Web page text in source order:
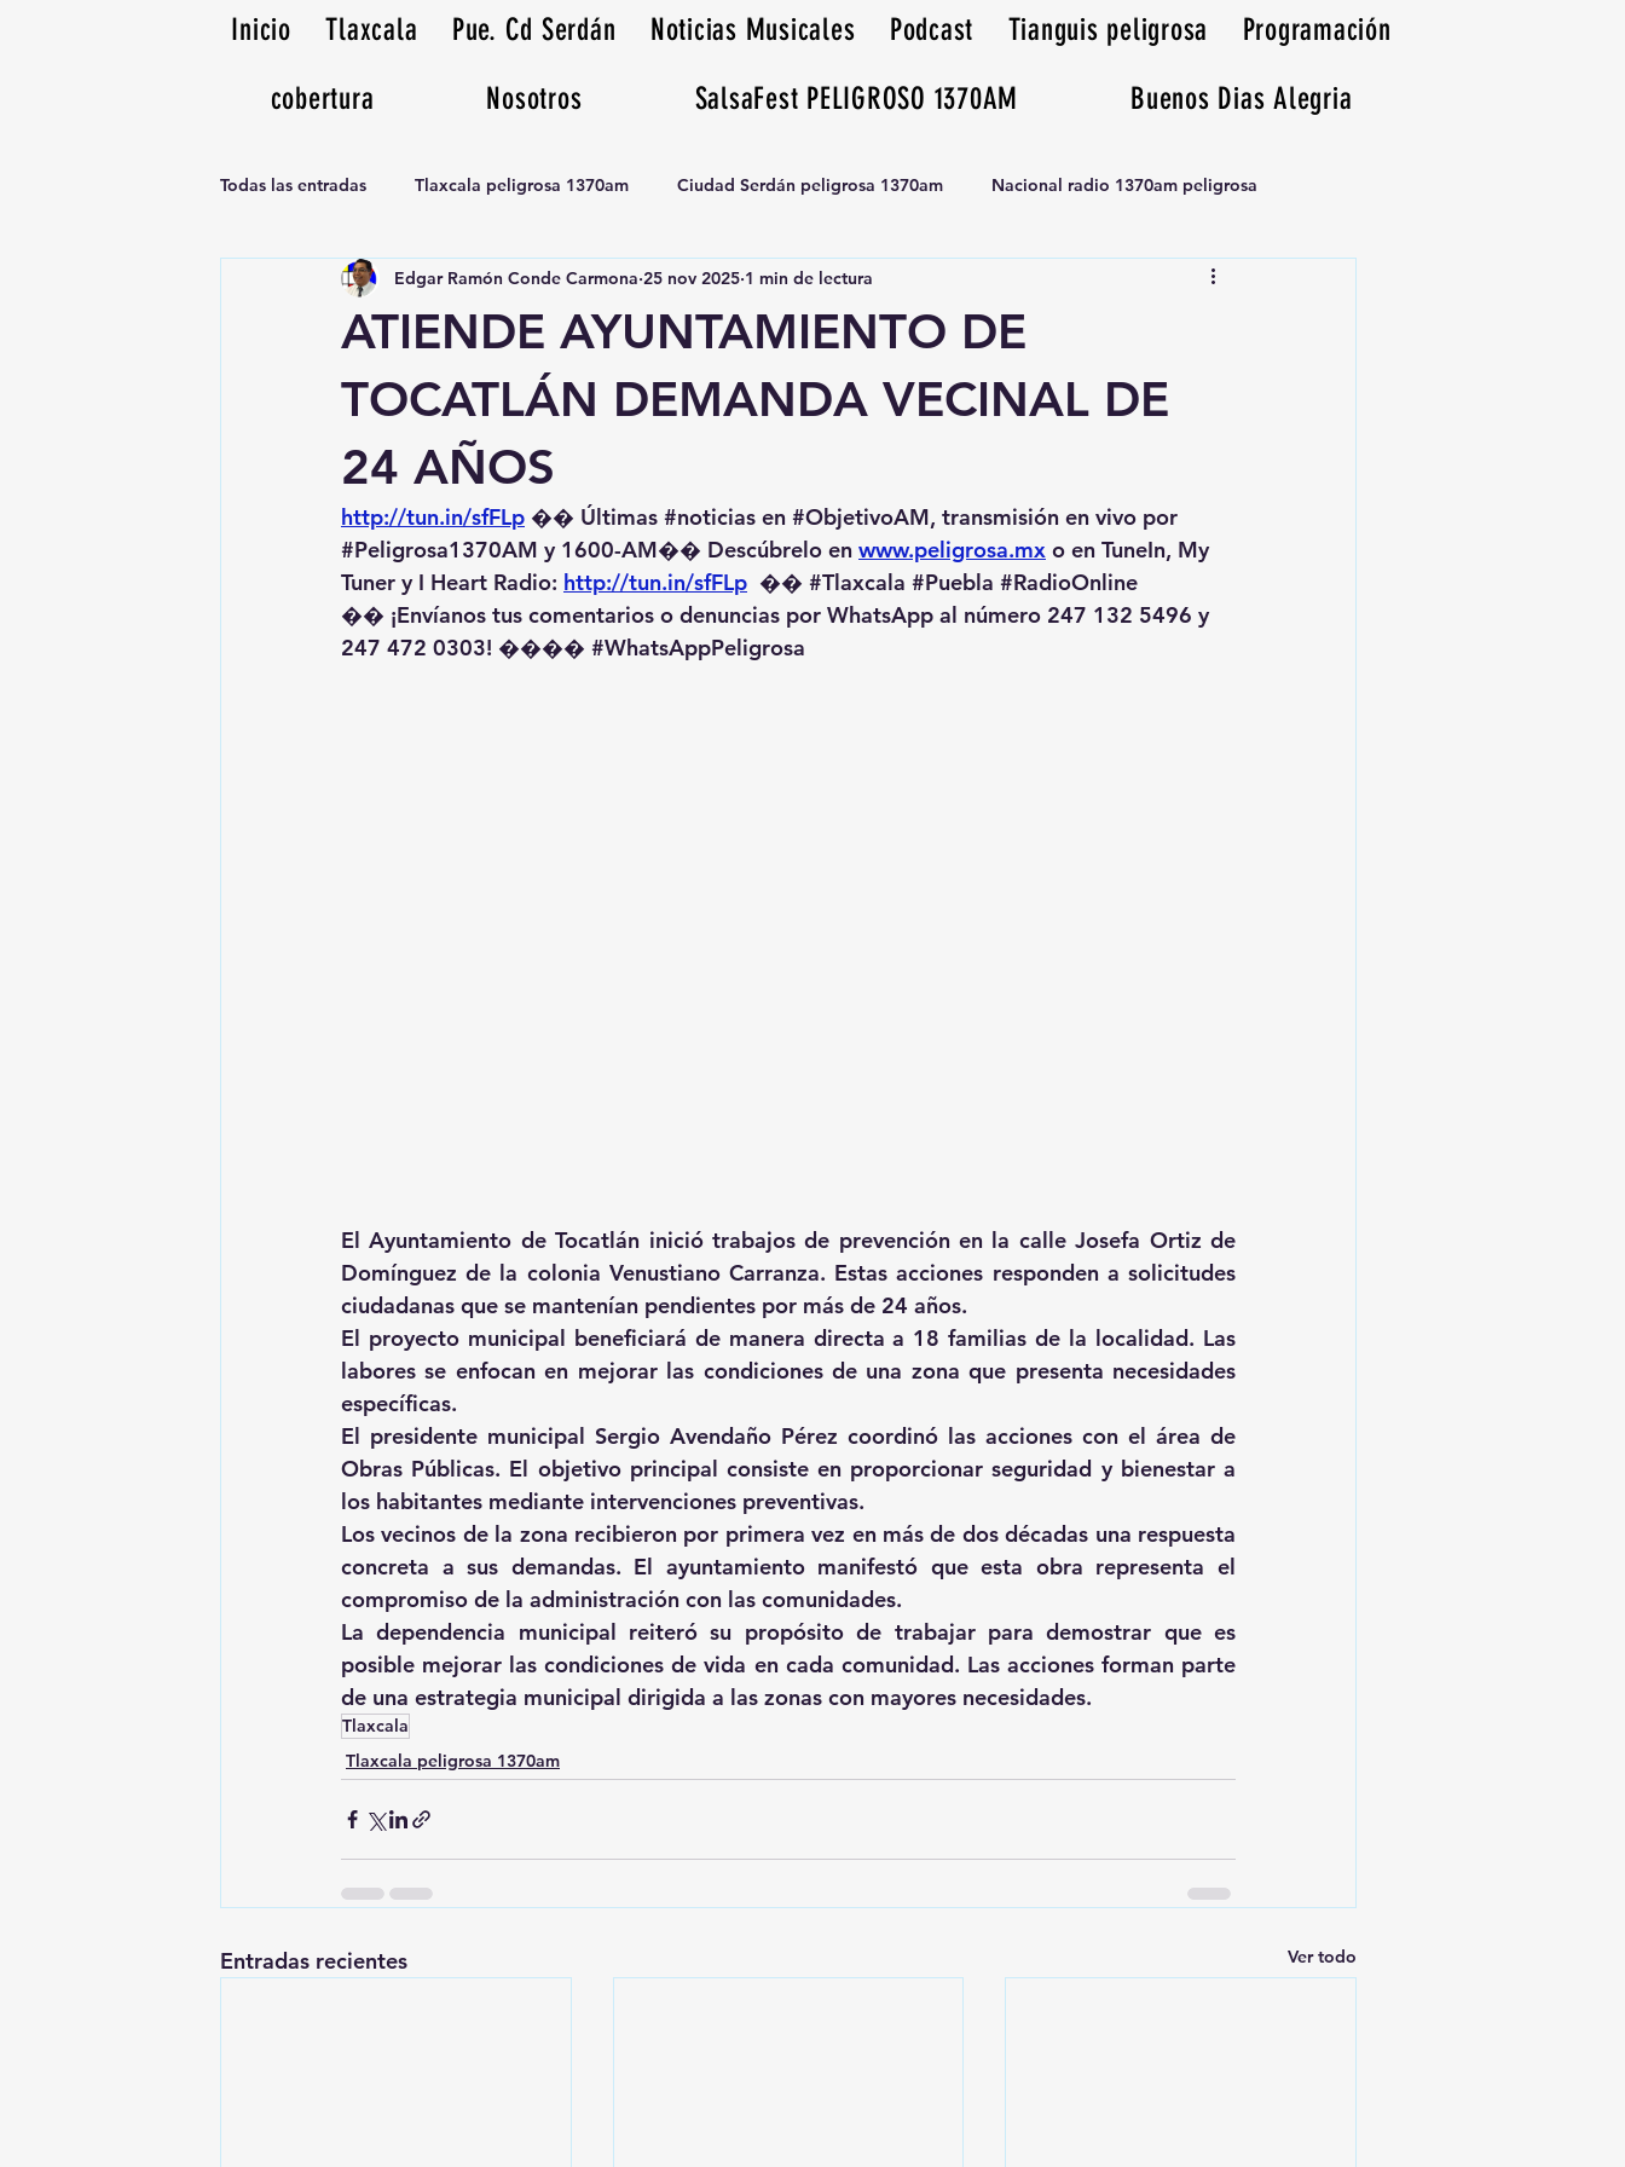
Inicio Tlaxcala Pue. Cd Serdán Noticias Musicales Podcast Tianguis peligrosa
Programación
cobertura
Nosotros SalsaFest PELIGROSO 1370AM Buenos Dias Alegria
Todas las entradas Tlaxcala peligrosa 1370am Ciudad Serdán peligrosa 1370am Nacional radio 1370am peligrosa
Noticias Musicales radio 1370am Tianguis peligrosa 1370am huamantla
ATIENDE AYUNTAMIENTO DE
TOCATLÁN DEMANDA VECINAL DE
24 AÑOS
Edgar Ramón Conde Carmona 25 nov 2025 1 min de lectura
http://tun.in/sfFLp �� Últimas #noticias en #ObjetivoAM, transmisión en vivo por
#Peligrosa1370AM y 1600-AM��️ Descúbrelo en www.peligrosa.mx o en TuneIn, My
Tuner y I Heart Radio: http://tun.in/sfFLp �� #Tlaxcala #Puebla #RadioOnline
�� ¡Envíanos tus comentarios o denuncias por WhatsApp al número 247 132 5496 y
247 472 0303! ��️�� #WhatsAppPeligrosa
El Ayuntamiento de Tocatlán inició trabajos de prevención en la calle Josefa Ortiz de
Domínguez de la colonia Venustiano Carranza. Estas acciones responden a solicitudes
ciudadanas que se mantenían pendientes por más de 24 años.
El proyecto municipal beneficiará de manera directa a 18 familias de la localidad. Las
labores se enfocan en mejorar las condiciones de una zona que presenta necesidades
específicas.
El presidente municipal Sergio Avendaño Pérez coordinó las acciones con el área de
Obras Públicas. El objetivo principal consiste en proporcionar seguridad y bienestar a
los habitantes mediante intervenciones preventivas.
Los vecinos de la zona recibieron por primera vez en más de dos décadas una respuesta
concreta a sus demandas. El ayuntamiento manifestó que esta obra representa el
compromiso de la administración con las comunidades.
La dependencia municipal reiteró su propósito de trabajar para demostrar que es
posible mejorar las condiciones de vida en cada comunidad. Las acciones forman parte
de una estrategia municipal dirigida a las zonas con mayores necesidades.
Tlaxcala
Tlaxcala peligrosa 1370am
Entradas recientes Ver todo